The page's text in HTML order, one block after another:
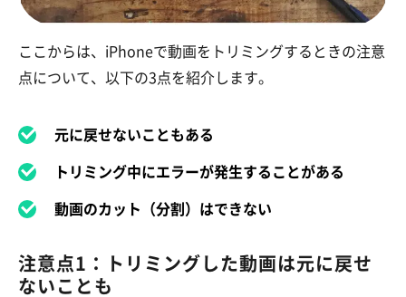
ここからは、iPhoneで動画をトリミングするときの注意
点について、以下の3点を紹介します。
元に戻せないこともある
トリミング中にエラーが発生することがある
動画のカット（分割）はできない
注意点1：トリミングした動画は元に戻せ
ないことも